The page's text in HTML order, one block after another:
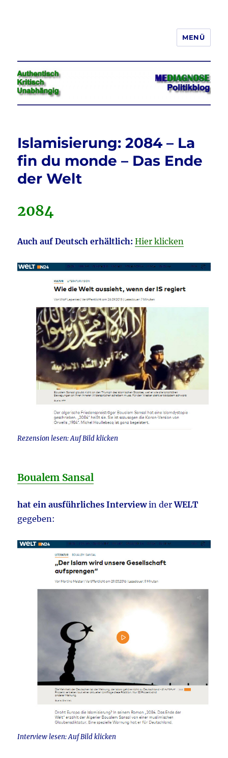
Jeder hat das Recht, seine
Meinung in Wort, Schrift und Bild
frei zu äußern und zu verbreiten
MENÜ
Islamisierung: 2084 – La
fin du monde – Das Ende
der Welt
2084
Auch auf Deutsch erhältlich: Hier klicken
Rezension lesen: Auf Bild klicken
Boualem Sansal
hat ein ausführliches Interviewin derWELT
gegeben:
Interview lesen: Auf Bild klicken